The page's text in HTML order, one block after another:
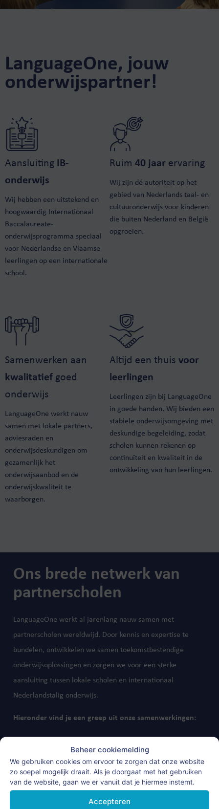
Beheer cookiemelding
We gebruiken cookies om ervoor te zorgen dat onze website
zo soepel mogelijk draait. Als je doorgaat met het gebruiken
van de website, gaan we er vanuit dat je hiermee instemt.
Accepteren
LanguageOne, jouw
onderwijspartner!
Aansluiting IB-
onderwijs
Wij hebben een uitstekend en
hoogwaardig Internationaal
Baccalaureate-
onderwijsprogramma speciaal
voor Nederlandse en Vlaamse
leerlingen op een internationale
school.
Ruim 40 jaar ervaring
Wij zijn dé autoriteit op het
gebied van Nederlands taal- en
cultuuronderwijs voor kinderen
die buiten Nederland en België
opgroeien.
Samenwerken aan
kwalitatief goed
onderwijs
LanguageOne werkt nauw
samen met lokale partners,
adviesraden en
onderwijsdeskundigen om
gezamenlijk het
onderwijsaanbod en de
onderwijskwaliteit te
waarborgen.
Altijd een thuis voor
leerlingen
Leerlingen zijn bij LanguageOne
in goede handen. Wij bieden een
stabiele onderwijsomgeving met
deskundige begeleiding, zodat
scholen kunnen rekenen op
continuïteit en kwaliteit in de
ontwikkeling van hun leerlingen.
Ons brede netwerk van
partnerscholen
LanguageOne werkt al jarenlang nauw samen met
partnerscholen wereldwijd. Door kennis en expertise te
bundelen, ontwikkelen we samen toekomstbestendige
onderwijsoplossingen en zorgen we voor een sterke
aansluiting tussen lokale scholen en internationaal
Nederlandstalig onderwijs.
Hieronder vind je een greep uit onze samenwerkingen: